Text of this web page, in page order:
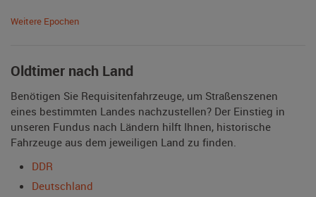
Weitere Epochen
Oldtimer nach Land
Benötigen Sie Requisitenfahrzeuge, um Straßenszenen
eines bestimmten Landes nachzustellen? Der Einstieg in
unseren Fundus nach Ländern hilft Ihnen, historische
Fahrzeuge aus dem jeweiligen Land zu finden.
DDR
Deutschland